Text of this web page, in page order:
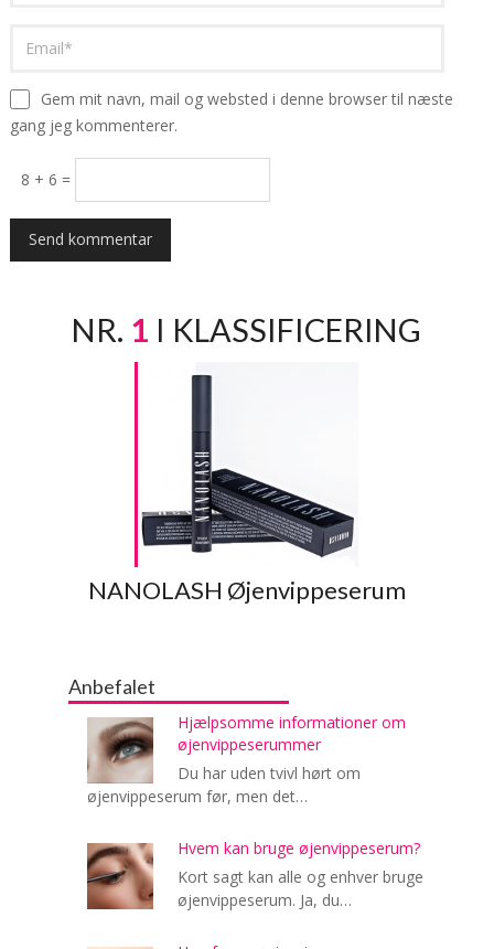
Gem mit navn, mail og websted i denne browser til næste
gang jeg kommenterer.
8 + 6 =
NR. 1 I KLASSIFICERING
NANOLASH Øjenvippeserum
Anbefalet
Hjælpsomme informationer om
øjenvippeserummer
Du har uden tvivl hørt om
øjenvippeserum før, men det…
Hvem kan bruge øjenvippeserum?
Kort sagt kan alle og enhver bruge
øjenvippeserum. Ja, du…